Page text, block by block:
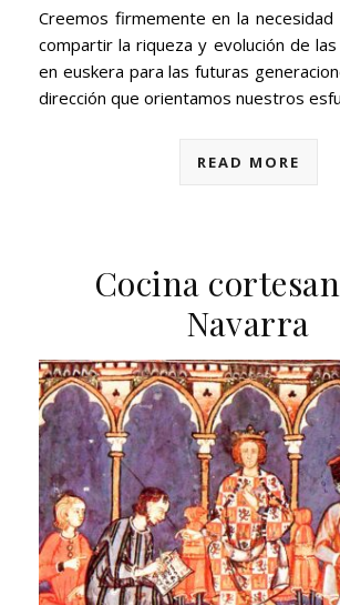
Creemos firmemente en la
compartir la riqueza y evolución de
en euskera para las futuras
dirección que orientamos nuestros
READ MORE
Cocina
Navarra